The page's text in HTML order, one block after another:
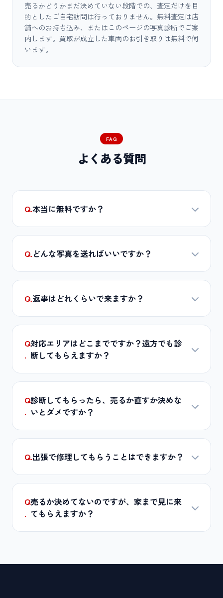
売るかどうかまだ決めていない段階での、査定だけを目
的としたご自宅訪問は行っておりません。無料査定は店
舗へのお持ち込み、またはこのページの写真診断でご案
内します。買取が成立した車両のお引き取りは無料で伺
います。
FAQ
よくある質問
Q.本当に無料ですか？
Q.どんな写真を送ればいいですか？
Q.返事はどれくらいで来ますか？
Q
.
対応エリアはどこまでですか？遠方でも診
断してもらえますか？
Q
.
診断してもらったら、売るか直すか決めな
いとダメですか？
Q.出張で修理してもらうことはできますか？
Q
.
売るか決めてないのですが、家まで見に来
てもらえますか？